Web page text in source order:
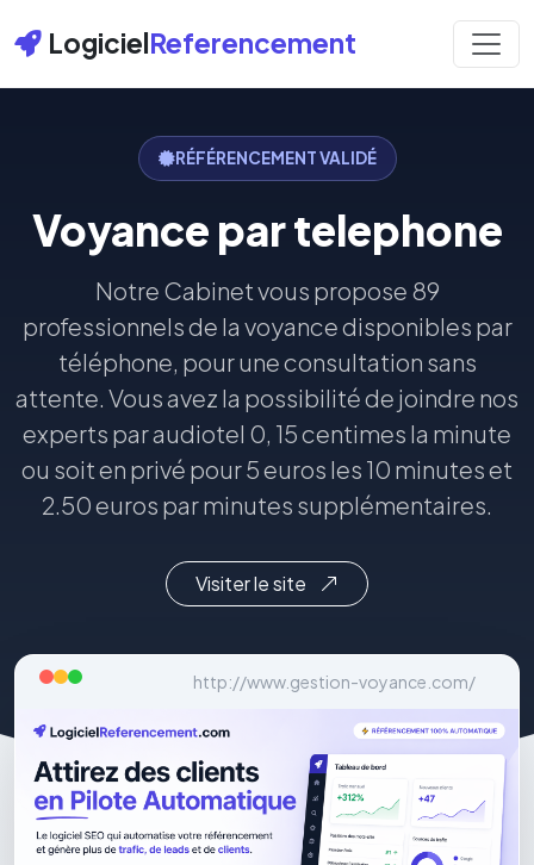
LogicielReferencement
RÉFÉRENCEMENT VALIDÉ
Voyance par telephone
Notre Cabinet vous propose 89
professionnels de la voyance disponibles par
téléphone, pour une consultation sans
attente. Vous avez la possibilité de joindre nos
experts par audiotel 0, 15 centimes la minute
ou soit en privé pour 5 euros les 10 minutes et
2.50 euros par minutes supplémentaires.
Visiter le site
http://www.gestion-voyance.com/